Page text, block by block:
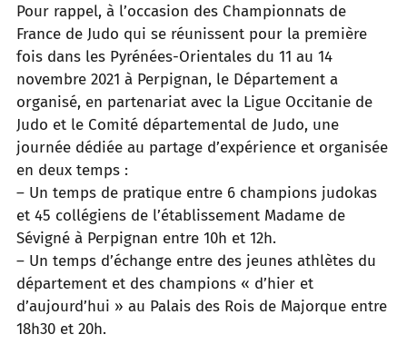
Pour rappel, à l’occasion des Championnats de
France de Judo qui se réunissent pour la première
fois dans les Pyrénées-Orientales du 11 au 14
novembre 2021 à Perpignan, le Département a
organisé, en partenariat avec la Ligue Occitanie de
Judo et le Comité départemental de Judo, une
journée dédiée au partage d’expérience et organisée
en deux temps :
– Un temps de pratique entre 6 champions judokas
et 45 collégiens de l’établissement Madame de
Sévigné à Perpignan entre 10h et 12h.
– Un temps d’échange entre des jeunes athlètes du
département et des champions « d’hier et
d’aujourd’hui » au Palais des Rois de Majorque entre
18h30 et 20h.